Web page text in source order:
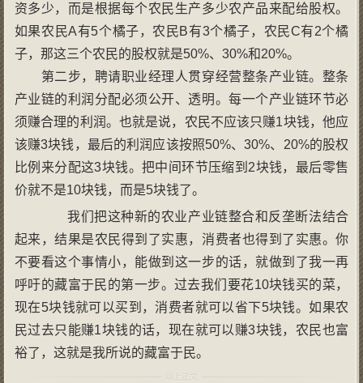
资多少，而是根据每个农民生产多少农产品来配给股权。
如果农民A有5个橘子，农民B有3个橘子，农民C有2个橘
子，那这三个农民的股权就是50%、30%和20%。
第二步，聘请职业经理人贯穿经营整条产业链。整条
产业链的利润分配必须公开、透明。每一个产业链环节必
须赚合理的利润。也就是说，农民不应该只赚1块钱，他应
该赚3块钱，最后的利润应该按照50%、30%、20%的股权
比例来分配这3块钱。把中间环节压缩到2块钱，最后零售
价就不是10块钱，而是5块钱了。
我们把这种新的农业产业链整合和反垄断法结合
起来，结果是农民得到了实惠，消费者也得到了实惠。你
不要看这个事情小，能做到这一步的话，就做到了我一再
呼吁的藏富于民的第一步。过去我们要花10块钱买的菜，
现在5块钱就可以买到，消费者就可以省下5块钱。如果农
民过去只能赚1块钱的话，现在就可以赚3块钱，农民也富
裕了，这就是我所说的藏富于民。